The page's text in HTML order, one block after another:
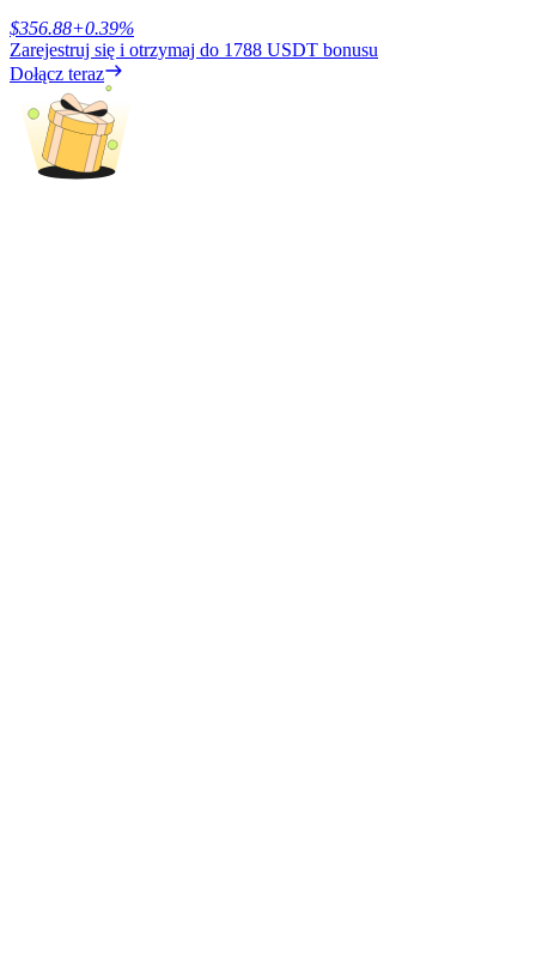
Exclusive for BitMart Users
Register & Trade to Win 500,000 USDT
$356.88+0.39%
Zarejestruj się i otrzymaj do 1788 USDT bonusu
Dołącz teraz